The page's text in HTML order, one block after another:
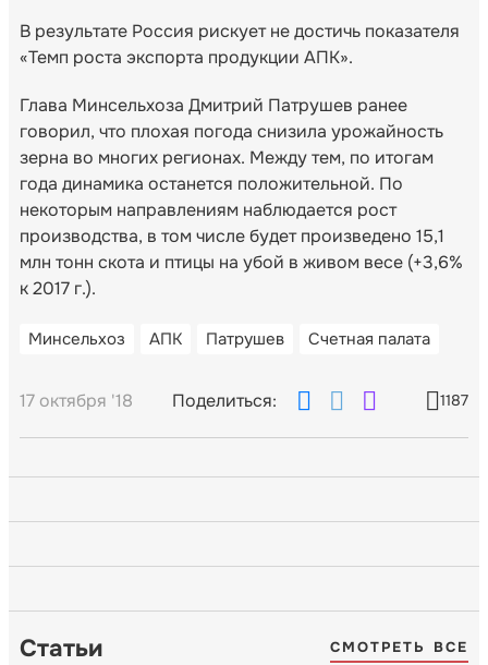
В результате Россия рискует не достичь показателя
«Темп роста экспорта продукции АПК».
Глава Минсельхоза Дмитрий Патрушев ранее
говорил, что плохая погода снизила урожайность
зерна во многих регионах. Между тем, по итогам
года динамика останется положительной. По
некоторым направлениям наблюдается рост
производства, в том числе будет произведено 15,1
млн тонн скота и птицы на убой в живом весе (+3,6%
к 2017 г.).
Минсельхоз АПК Патрушев Счетная палата
17 октября '18 Поделиться: 1187
Статьи СМОТРЕТЬ ВСЕ